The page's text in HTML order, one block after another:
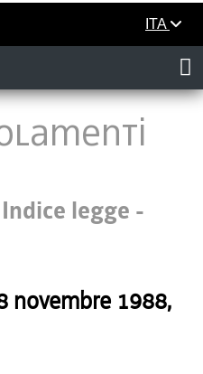
ITA
legge -
novembre 1988,